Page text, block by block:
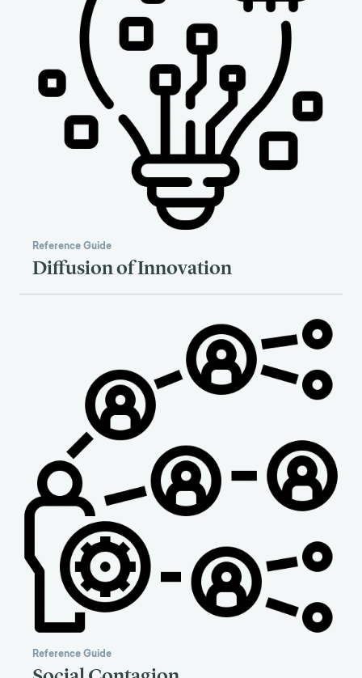
Reference Guide
Diffusion of Innovation
Reference Guide